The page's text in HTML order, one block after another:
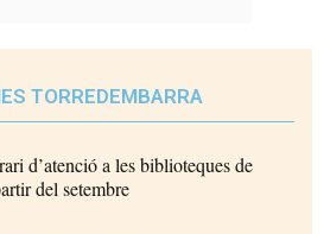
TORREDEMBARRA
d’atenció a les biblioteques de
del setembre